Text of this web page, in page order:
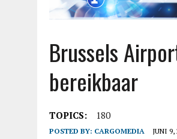
Brussels
bereikbaar
TOPICS: 180
POSTED BY: CARGOMEDIA JUNI 9,